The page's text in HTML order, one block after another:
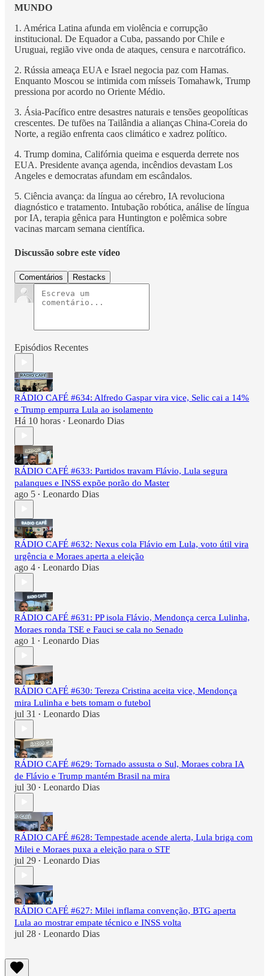
MUNDO
1. América Latina afunda em violência e corrupção
institucional. De Equador a Cuba, passando por Chile e
Uruguai, região vive onda de ataques, censura e narcotráfico.
2. Rússia ameaça EUA e Israel negocia paz com Hamas.
Enquanto Moscou se intimida com mísseis Tomahawk, Trump
pressiona por acordo no Oriente Médio.
3. Ásia-Pacífico entre desastres naturais e tensões geopolíticas
crescentes. De tufões na Tailândia a alianças China-Coreia do
Norte, a região enfrenta caos climático e xadrez político.
4. Trump domina, Califórnia queima e esquerda derrete nos
EUA. Presidente avança agenda, incêndios devastam Los
Angeles e democratas afundam em escândalos.
5. Ciência avança: da língua ao cérebro, IA revoluciona
diagnóstico e tratamento. Intubação robótica, análise de língua
por IA, terapia gênica para Huntington e polêmica sobre
vacinas marcam semana científica.
Discussão sobre este vídeo
Comentários Restacks
Episódios Recentes
RÁDIO CAFÉ #634: Alfredo Gaspar vira vice, Selic cai a 14%
e Trump empurra Lula ao isolamento
Há 10 horas • Leonardo Dias
RÁDIO CAFÉ #633: Partidos travam Flávio, Lula segura
palanques e INSS expõe porão do Master
ago 5 • Leonardo Dias
RÁDIO CAFÉ #632: Nexus cola Flávio em Lula, voto útil vira
urgência e Moraes aperta a eleição
ago 4 • Leonardo Dias
RÁDIO CAFÉ #631: PP isola Flávio, Mendonça cerca Lulinha,
Moraes ronda TSE e Fauci se cala no Senado
ago 1 • Leonardo Dias
RÁDIO CAFÉ #630: Tereza Cristina aceita vice, Mendonça
mira Lulinha e bets tomam o futebol
jul 31 • Leonardo Dias
RÁDIO CAFÉ #629: Tornado assusta o Sul, Moraes cobra IA
de Flávio e Trump mantém Brasil na mira
jul 30 • Leonardo Dias
RÁDIO CAFÉ #628: Tempestade acende alerta, Lula briga com
Milei e Moraes puxa a eleição para o STF
jul 29 • Leonardo Dias
RÁDIO CAFÉ #627: Milei inflama convenção, BTG aperta
Lula ao mostrar empate técnico e INSS volta
jul 28 • Leonardo Dias